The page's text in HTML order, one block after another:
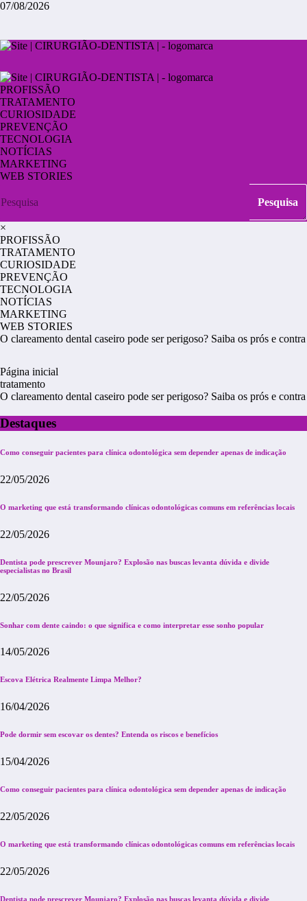
07/08/2026
PROFISSÃO
TRATAMENTO
CURIOSIDADE
PREVENÇÃO
TECNOLOGIA
NOTÍCIAS
MARKETING
WEB STORIES
×
PROFISSÃO
TRATAMENTO
CURIOSIDADE
PREVENÇÃO
TECNOLOGIA
NOTÍCIAS
MARKETING
WEB STORIES
O clareamento dental caseiro pode ser perigoso? Saiba os prós e contra
Página inicial
tratamento
O clareamento dental caseiro pode ser perigoso? Saiba os prós e contra
Destaques
Como conseguir pacientes para clínica odontológica sem depender apenas de indicação
22/05/2026
O marketing que está transformando clínicas odontológicas comuns em referências locais
22/05/2026
Dentista pode prescrever Mounjaro? Explosão nas buscas levanta dúvida e divide
especialistas no Brasil
22/05/2026
Sonhar com dente caindo: o que significa e como interpretar esse sonho popular
14/05/2026
Escova Elétrica Realmente Limpa Melhor?
16/04/2026
Pode dormir sem escovar os dentes? Entenda os riscos e benefícios
15/04/2026
Como conseguir pacientes para clínica odontológica sem depender apenas de indicação
22/05/2026
O marketing que está transformando clínicas odontológicas comuns em referências locais
22/05/2026
Dentista pode prescrever Mounjaro? Explosão nas buscas levanta dúvida e divide